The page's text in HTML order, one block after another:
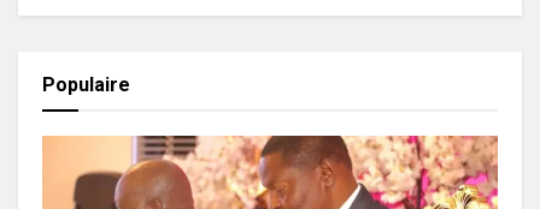
Populaire